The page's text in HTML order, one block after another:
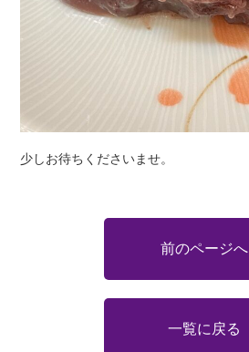
少しお待ちくださいませ。
前のページへ
一覧に戻る